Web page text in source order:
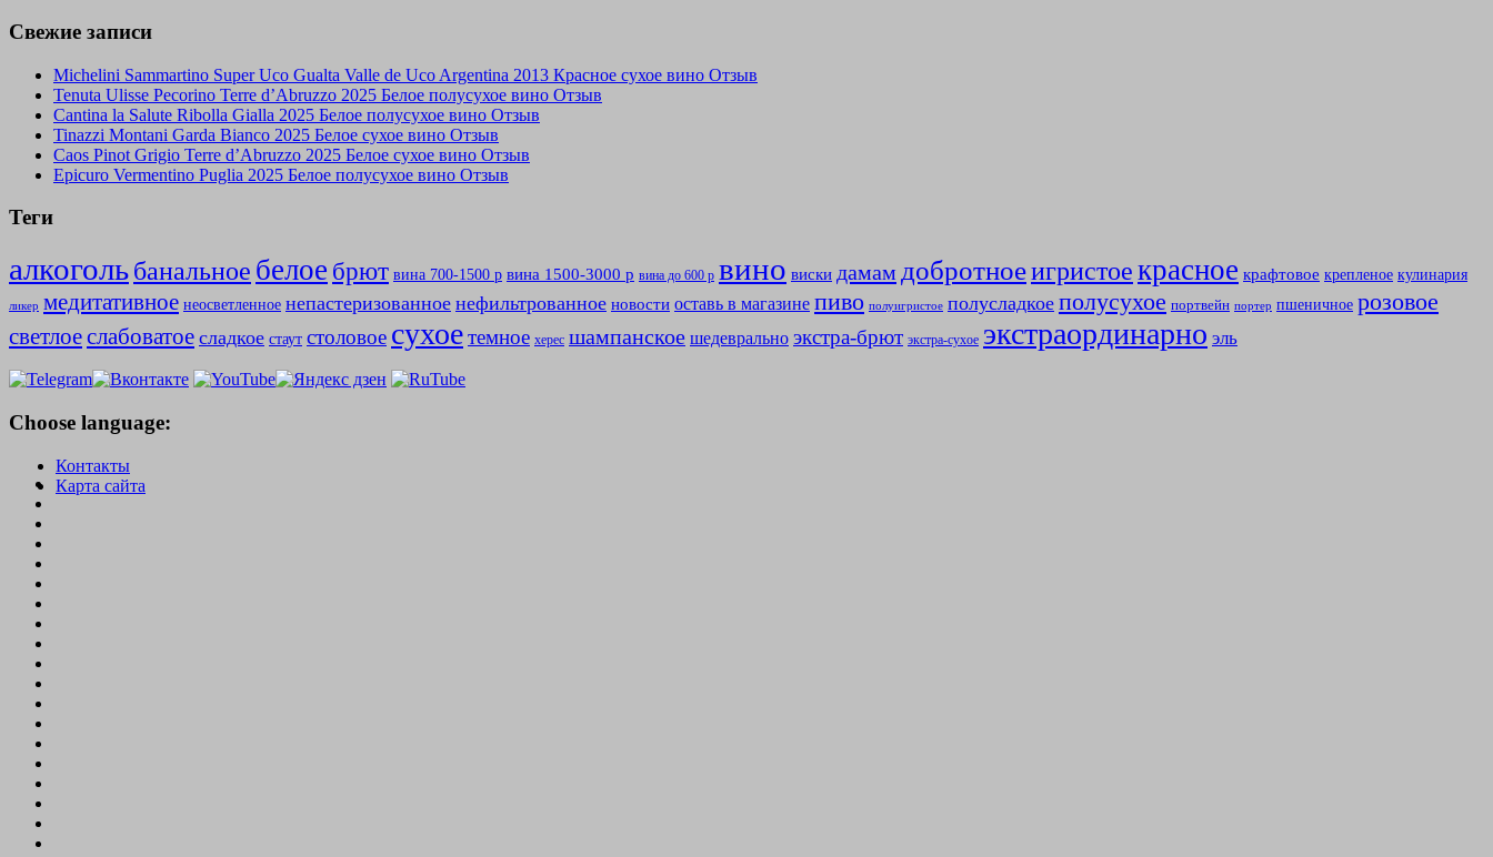
Свежие записи
Michelini Sammartino Super Uco Gualta Valle de Uco Argentina 2013 Красное сухое вино Отзыв
Tenuta Ulisse Pecorino Terre d’Abruzzo 2025 Белое полусухое вино Отзыв
Cantina la Salute Ribolla Gialla 2025 Белое полусухое вино Отзыв
Tinazzi Montani Garda Bianco 2025 Белое сухое вино Отзыв
Caos Pinot Grigio Terre d’Abruzzo 2025 Белое сухое вино Отзыв
Epicuro Vermentino Puglia 2025 Белое полусухое вино Отзыв
Теги
алкогольбанальное белое брют вина 700-1500 р вина 1500-3000 р вина до 600 р вино виски дамам добротноеигристоекрасное крафтовое крепленое кулинария
ликер медитативное неосветленное непастеризованное нефильтрованное новости оставь в магазине пиво полуигристое полусладкое полусухое портвейн портер пшеничное розовое
светлоеслабоватое сладкое стаут столовое сухоетемное херес шампанское шедеврально экстра-брют экстра-сухое экстраординарно эль
Choose language:
Контакты
Карта сайта